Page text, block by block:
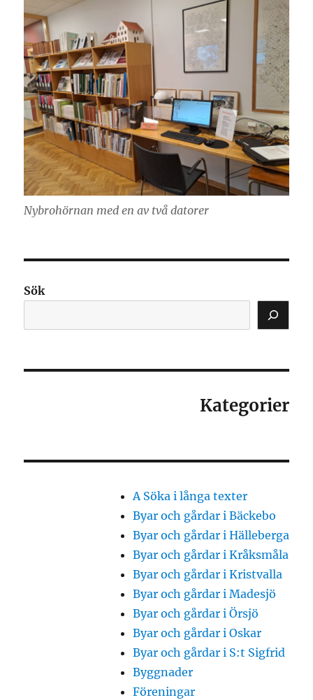
Nybrohörnan med en av två datorer
Sök
Kategorier
A Söka i långa texter
Byar och gårdar i Bäckebo
Byar och gårdar i Hälleberga
Byar och gårdar i Kråksmåla
Byar och gårdar i Kristvalla
Byar och gårdar i Madesjö
Byar och gårdar i Örsjö
Byar och gårdar i Oskar
Byar och gårdar i S:t Sigfrid
Byggnader
Föreningar